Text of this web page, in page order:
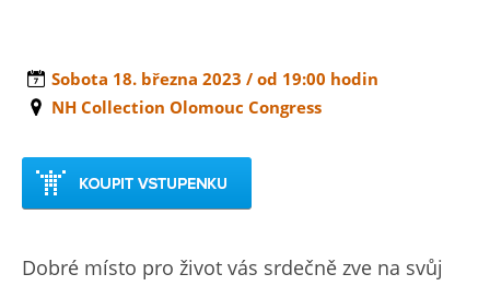
Sobota 18. března 2023 / od 19:00 hodin
NH Collection Olomouc Congress
Dobré místo pro život vás srdečně zve na svůj